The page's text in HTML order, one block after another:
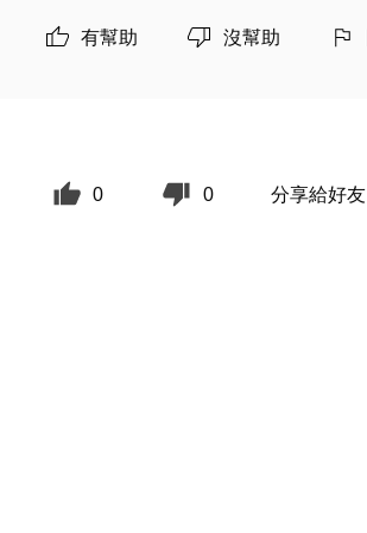
有幫助 沒幫助
0 0 分享給好友